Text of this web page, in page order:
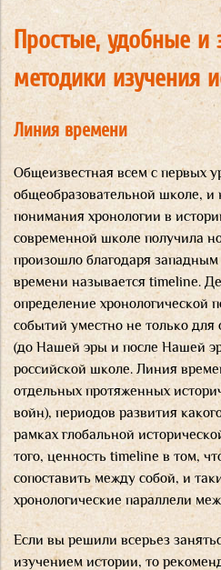
Простые, удобные
методики изучения
Линия времени
Общеизвестная всем с первых
общеобразовательной школе, и
понимания хронологии в
современной школе получила
произошло благодаря
времени называется timeline.
определение хронологической
событий уместно не только для
(до Нашей эры и после Нашей
российской школе. Линия
отдельных протяженных
войн), периодов развития
рамках глобальной
того, ценность timeline в том,
сопоставить между собой, и
хронологические параллели
Если вы решили всерьез
изучением истории, то